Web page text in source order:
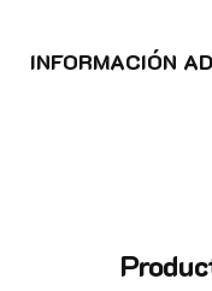
INFORMACIÓN